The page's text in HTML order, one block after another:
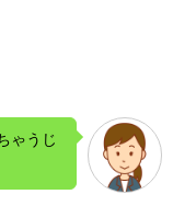
ゃうじ